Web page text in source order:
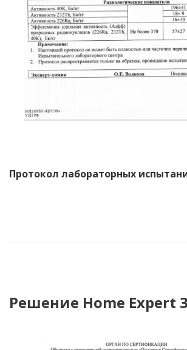
Протокол лабораторных
Решение Home Expert